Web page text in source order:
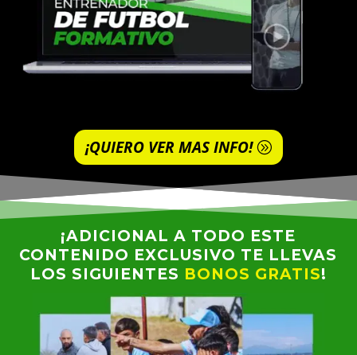
¡QUIERO VER MAS INFO!
¡ADICIONAL A TODO ESTE
CONTENIDO EXCLUSIVO TE LLEVAS
LOS SIGUIENTES BONOS GRATIS!